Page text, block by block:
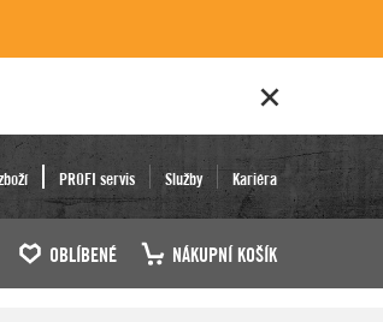
PROFI servis Služby Kariéra
OBLÍBENÉ NÁKUPNÍ KOŠÍK